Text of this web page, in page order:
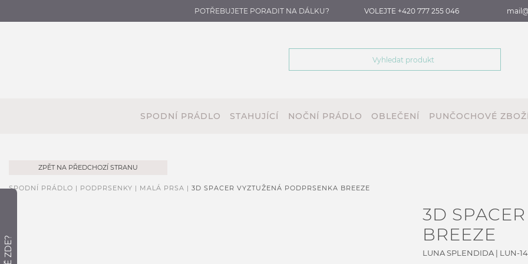
POTŘEBUJETE PORADIT NA DÁLKU? VOLEJTE +420 777 255 046
SPODNÍ PRÁDLO STAHUJÍCÍ NOČNÍ PRÁDLO OBLEČENÍ PUNČOCHOVÉ
ZPĚT NA PŘEDCHOZÍ STRANU
SPODNÍ PRÁDLO | PODPRSENKY | MALÁ PRSA | 3D SPACER VYZTUŽENÁ PODPRSENKA BREEZE
3D
BREEZE
LUNA SPLENDIDA | LUN-